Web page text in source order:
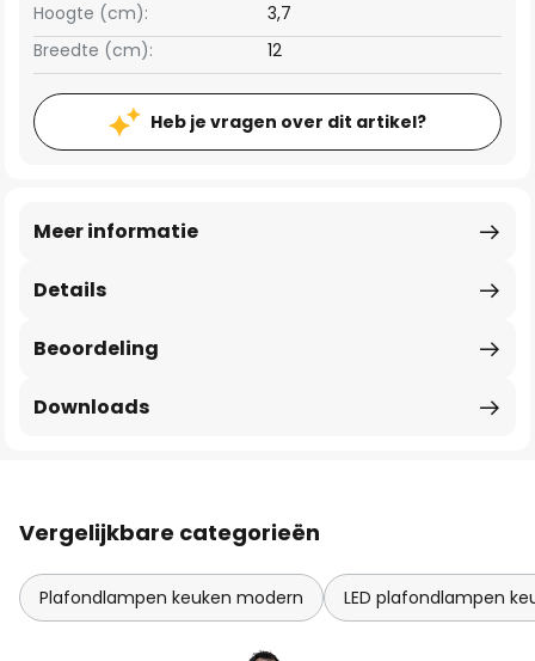
Breedte (cm): 12
Hoogte (cm): 3,7
Heb je vragen over dit artikel?
Details
Meer informatie
Beoordeling
Downloads
Vergelijkbare categorieën
Plafondlampen keuken modern LED plafondlampen